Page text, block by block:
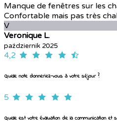
Manque de fenêtres sur les
Confortable mais pas très
V
Veronique L.
październik 2025
4,2
Quelle note donneriez-vous à votre séjour ?
5
Quelle est votre évaluation de la communication et